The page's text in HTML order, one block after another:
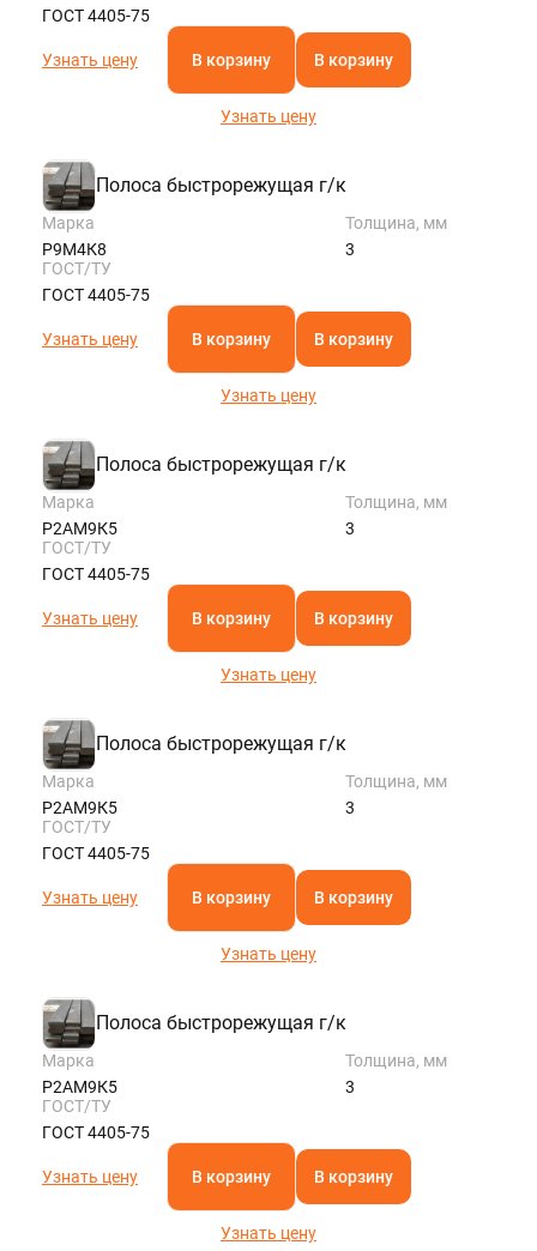
ГОСТ 4405-75
Узнать цену В корзину В корзину
Узнать цену
Полоса быстрорежущая г/к
Марка
Р9М4К8
Толщина, мм
3
ГОСТ/ТУ
ГОСТ 4405-75
Узнать цену В корзину В корзину
Узнать цену
Полоса быстрорежущая г/к
Марка
Р2АМ9К5
Толщина, мм
3
ГОСТ/ТУ
ГОСТ 4405-75
Узнать цену В корзину В корзину
Узнать цену
Полоса быстрорежущая г/к
Марка
Р2АМ9К5
Толщина, мм
3
ГОСТ/ТУ
ГОСТ 4405-75
Узнать цену В корзину В корзину
Узнать цену
Полоса быстрорежущая г/к
Марка
Р2АМ9К5
Толщина, мм
3
ГОСТ/ТУ
ГОСТ 4405-75
Узнать цену В корзину В корзину
Узнать цену